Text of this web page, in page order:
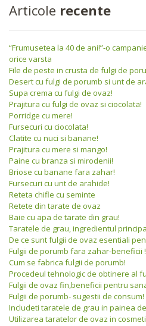
Articole recente
“Frumusetea la 40 de ani!”-o
orice varsta
File de peste in crusta de fulgi de
Desert cu fulgi de porumb si unt de
Supa crema cu fulgi de ovaz!
Prajitura cu fulgi de ovaz si ciocolata!
Porridge cu mere!
Fursecuri cu ciocolata!
Clatite cu nuci si banane!
Prajitura cu mere si mango!
Paine cu branza si mirodenii!
Briose cu banane fara zahar!
Fursecuri cu unt de arahide!
Reteta chifle cu seminte
Retete din tarate de ovaz
Baie cu apa de tarate din grau!
Taratele de grau, ingredientul
De ce sunt fulgii de ovaz esentiali
Fulgii de porumb fara zahar-beneficii !
Cum se fabrica fulgii de porumb!
Procedeul tehnologic de obtinere al
Fulgii de ovaz fin,beneficii pentru
Fulgii de porumb- sugestii de consum!
Includeti taratele de grau in painea
Utilizarea taratelor de ovaz in